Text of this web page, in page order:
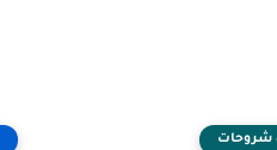
، شروحات